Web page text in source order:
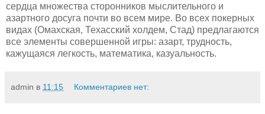
сердца множества сторонников мыслительного и
азартного досуга почти во всем мире. Во всех покерных
видах (Омахская, Техасский холдем, Стад) предлагаются
все элементы совершенной игры: азарт, трудность,
кажущаяся легкость, математика, казуальность.
admin в 11:15 Комментариев нет: